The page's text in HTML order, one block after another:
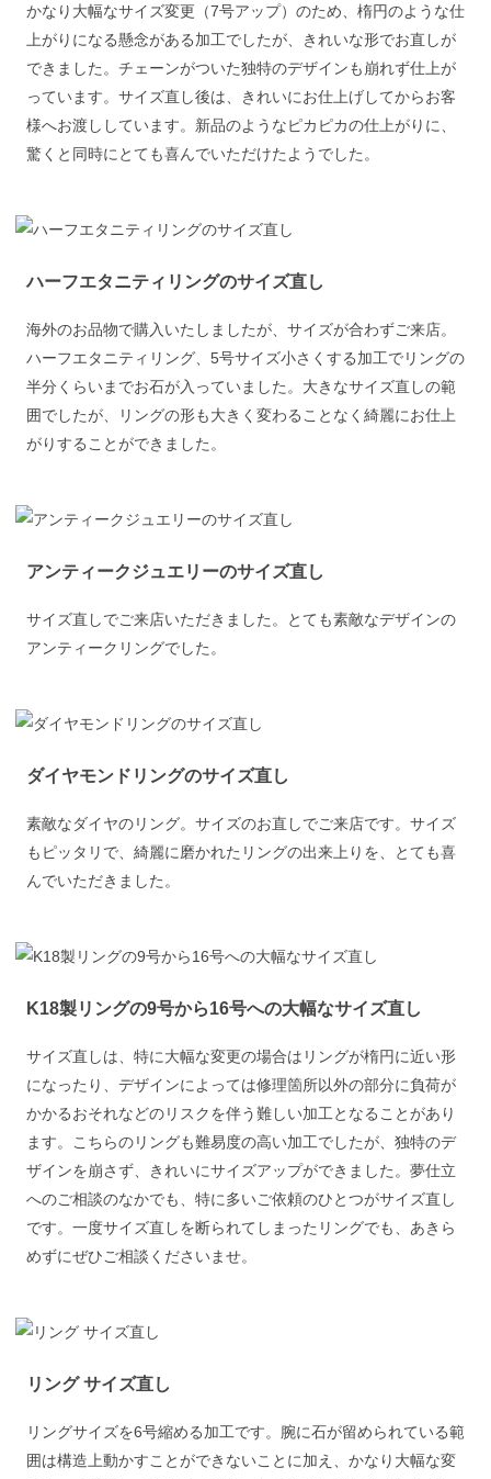
かなり大幅なサイズ変更（7号アップ）のため、楕円のような仕
上がりになる懸念がある加工でしたが、きれいな形でお直しが
できました。チェーンがついた独特のデザインも崩れず仕上が
っています。サイズ直し後は、きれいにお仕上げしてからお客
様へお渡ししています。新品のようなピカピカの仕上がりに、
驚くと同時にとても喜んでいただけたようでした。
ハーフエタニティリングのサイズ直し
海外のお品物で購入いたしましたが、サイズが合わずご来店。
ハーフエタニティリング、5号サイズ小さくする加工でリングの
半分くらいまでお石が入っていました。大きなサイズ直しの範
囲でしたが、リングの形も大きく変わることなく綺麗にお仕上
がりすることができました。
アンティークジュエリーのサイズ直し
サイズ直しでご来店いただきました。とても素敵なデザインの
アンティークリングでした。
ダイヤモンドリングのサイズ直し
素敵なダイヤのリング。サイズのお直しでご来店です。サイズ
もピッタリで、綺麗に磨かれたリングの出来上りを、とても喜
んでいただきました。
K18製リングの9号から16号への大幅なサイズ直し
サイズ直しは、特に大幅な変更の場合はリングが楕円に近い形
になったり、デザインによっては修理箇所以外の部分に負荷が
かかるおそれなどのリスクを伴う難しい加工となることがあり
ます。こちらのリングも難易度の高い加工でしたが、独特のデ
ザインを崩さず、きれいにサイズアップができました。夢仕立
へのご相談のなかでも、特に多いご依頼のひとつがサイズ直し
です。一度サイズ直しを断られてしまったリングでも、あきら
めずにぜひご相談くださいませ。
リング サイズ直し
リングサイズを6号縮める加工です。腕に石が留められている範
囲は構造上動かすことができないことに加え、かなり大幅な変